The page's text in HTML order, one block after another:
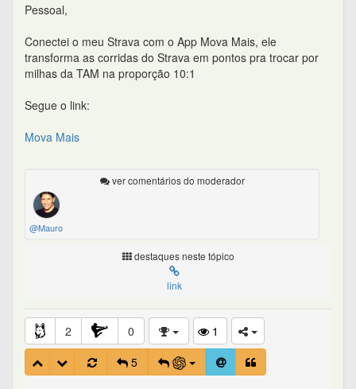
Pessoal,
Conectei o meu Strava com o App Mova Mais, ele
transforma as corridas do Strava em pontos pra trocar por
milhas da TAM na proporção 10:1
Segue o link:
Mova Mais
ver comentários do moderador
@Mauro
destaques neste tópico
link
2 0
1
5